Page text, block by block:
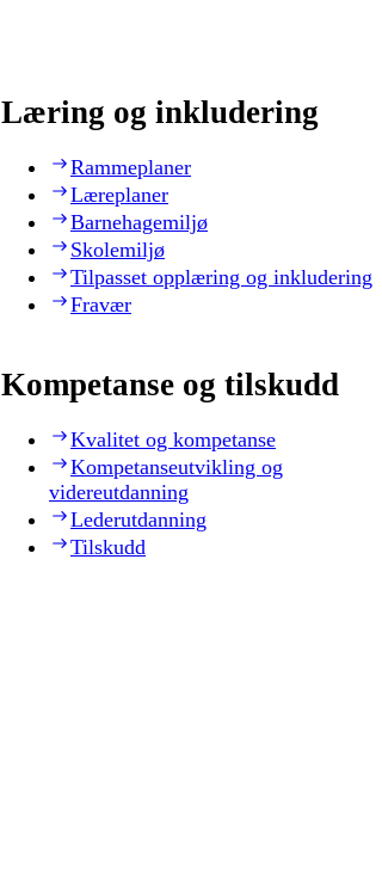
Læring og inkludering
Rammeplaner
Læreplaner
Barnehagemiljø
Skolemiljø
Tilpasset opplæring og inkludering
Fravær
Kompetanse og tilskudd
Kvalitet og kompetanse
Kompetanseutvikling og
videreutdanning
Lederutdanning
Tilskudd